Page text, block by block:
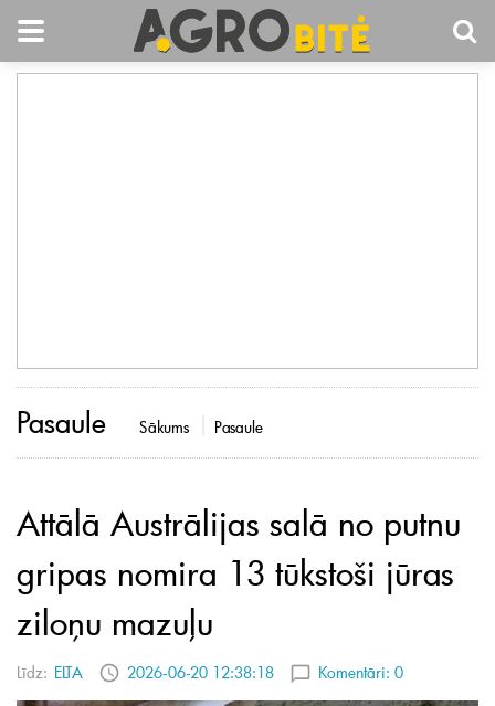
Pasaule Sākums Pasaule
Attālā Austrālijas salā no putnu
gripas nomira 13 tūkstoši jūras
ziloņu mazuļu
Līdz: ELTA 2026-06-20 12:38:18 Komentāri: 0